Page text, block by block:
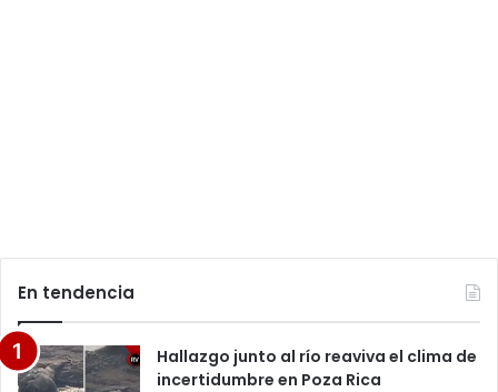
En tendencia
Hallazgo junto al río reaviva el clima de
incertidumbre en Poza Rica